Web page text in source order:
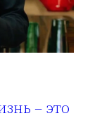
– это